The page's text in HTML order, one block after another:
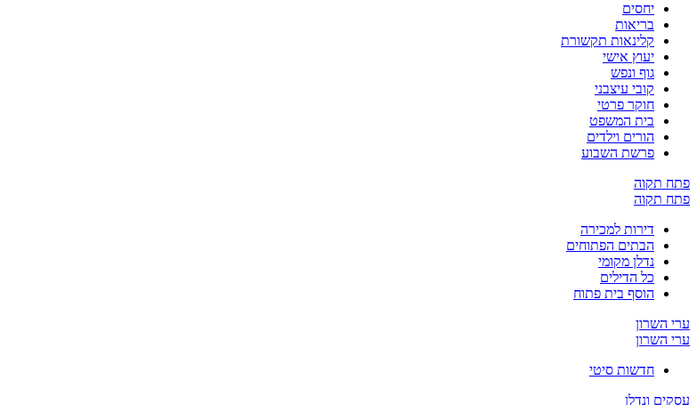
יחסים
בריאות
קלינאות תקשורת
יעוץ אישי
גוף ונפש
קובי עיצבני
חוקר פרטי
בית המשפט
הורים וילדים
פרשת השבוע
פתח תקוה
פתח תקוה
דירות למכירה
הבתים הפתוחים
נדלן מקומי
כל הדילים
הוסף בית פתוח
ערי השרון
ערי השרון
חדשות סיטי
עסקים ונדלן